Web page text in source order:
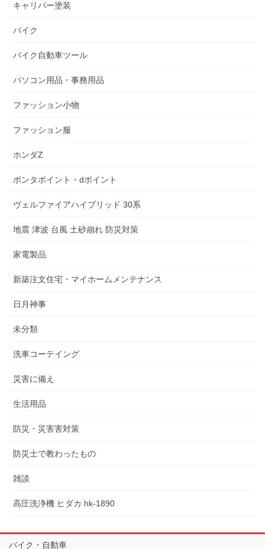
キャリパー塗装
バイク
バイク自動車ツール
パソコン用品・事務用品
ファッション小物
ファッション服
ホンダZ
ポンタポイント・dポイント
ヴェルファイアハイブリッド 30系
地震 津波 台風 土砂崩れ 防災対策
家電製品
新築注文住宅・マイホームメンテナンス
日月神事
未分類
洗車コーテイング
災害に備え
生活用品
防災・災害害対策
防災士で教わったもの
雑談
高圧洗浄機 ヒダカ hk-1890
バイク・自動車